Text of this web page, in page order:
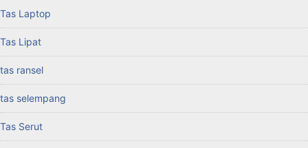
Tas Laptop
Tas Lipat
tas ransel
tas selempang
Tas Serut